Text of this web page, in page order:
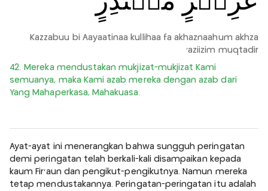
Kazzabuu bi Aayaatinaa kullihaa fa akhaznaahum akhza
'aziizim muqtadir
42. Mereka mendustakan mukjizat-mukjizat Kami
semuanya, maka Kami azab mereka dengan azab dari
Yang Mahaperkasa, Mahakuasa.
Ayat-ayat ini menerangkan bahwa sungguh peringatan
demi peringatan telah berkali-kali disampaikan kepada
kaum Fir'aun dan pengikut-pengikutnya. Namun mereka
tetap mendustakannya. Peringatan-peringatan itu adalah